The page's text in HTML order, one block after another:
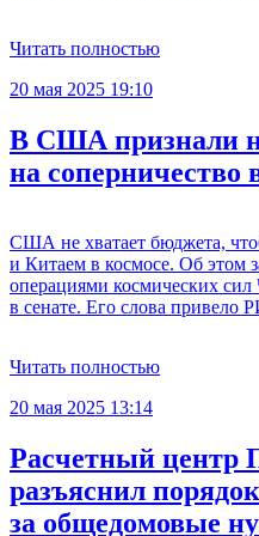
Читать полностью
20 мая 2025 19:10
В США признали
на соперничество
США не хватает бюджета,
и Китаем в космосе. Об этом
операциями космических
в сенате. Его слова привело
Читать полностью
20 мая 2025 13:14
Расчетный центр
разъяснил
за общедомовые